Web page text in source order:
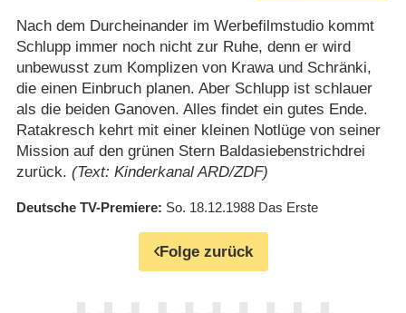
Nach dem Durcheinander im Werbefilmstudio kommt
Schlupp immer noch nicht zur Ruhe, denn er wird
unbewusst zum Komplizen von Krawa und Schränki,
die einen Einbruch planen. Aber Schlupp ist schlauer
als die beiden Ganoven. Alles findet ein gutes Ende.
Ratakresch kehrt mit einer kleinen Notlüge von seiner
Mission auf den grünen Stern Baldasiebenstrichdrei
zurück. (Text: Kinderkanal ARD/ZDF)
Deutsche TV-Premiere So. 18.12.1988 Das Erste
Folge zurück